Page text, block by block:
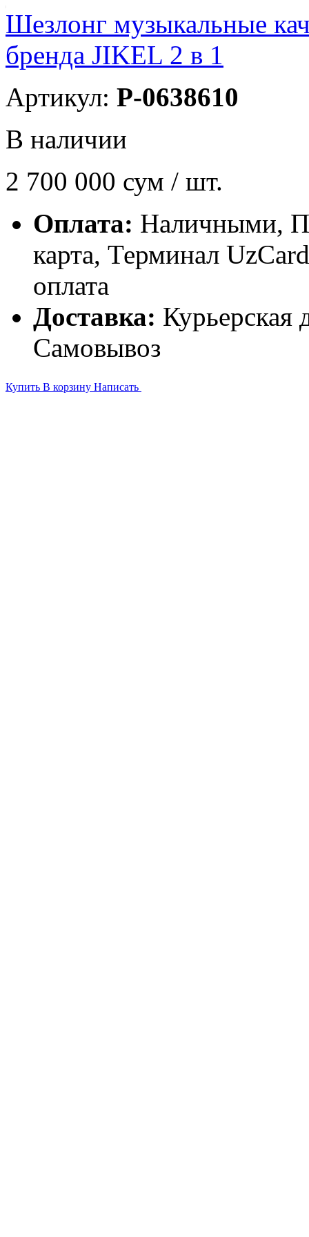
Шезлонг музыкальные
бренда JIKEL 2 в 1
Артикул: P-0638610
В наличии
2 700 000 сум / шт.
Оплата: Наличными,
карта, Терминал
оплата
Доставка: Курьерская
Самовывоз
Купить В корзину Написать